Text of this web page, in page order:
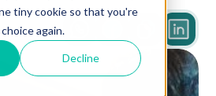
tiny cookie so that you're
again.
Decline